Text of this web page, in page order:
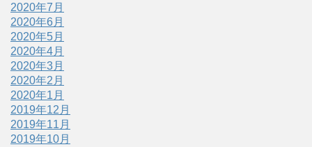
2020年7月
2020年6月
2020年5月
2020年4月
2020年3月
2020年2月
2020年1月
2019年12月
2019年11月
2019年10月